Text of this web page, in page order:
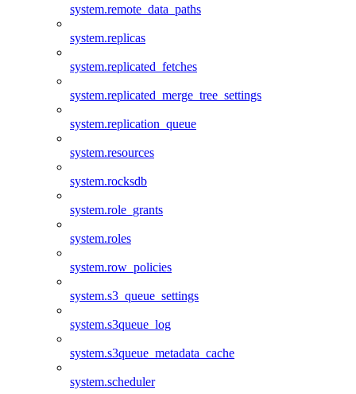
system.remote_data_paths
system.replicas
system.replicated_fetches
system.replicated_merge_tree_settings
system.replication_queue
system.resources
system.rocksdb
system.role_grants
system.roles
system.row_policies
system.s3_queue_settings
system.s3queue_log
system.s3queue_metadata_cache
system.scheduler